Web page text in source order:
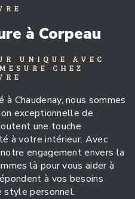
à Corpeau
UNIQUE AVEC
CHEZ
à Chaudenay, nous sommes
exceptionnelle de
une touche
à votre intérieur. Avec
engagement envers la
là pour vous aider à
à vos besoins
personnel.